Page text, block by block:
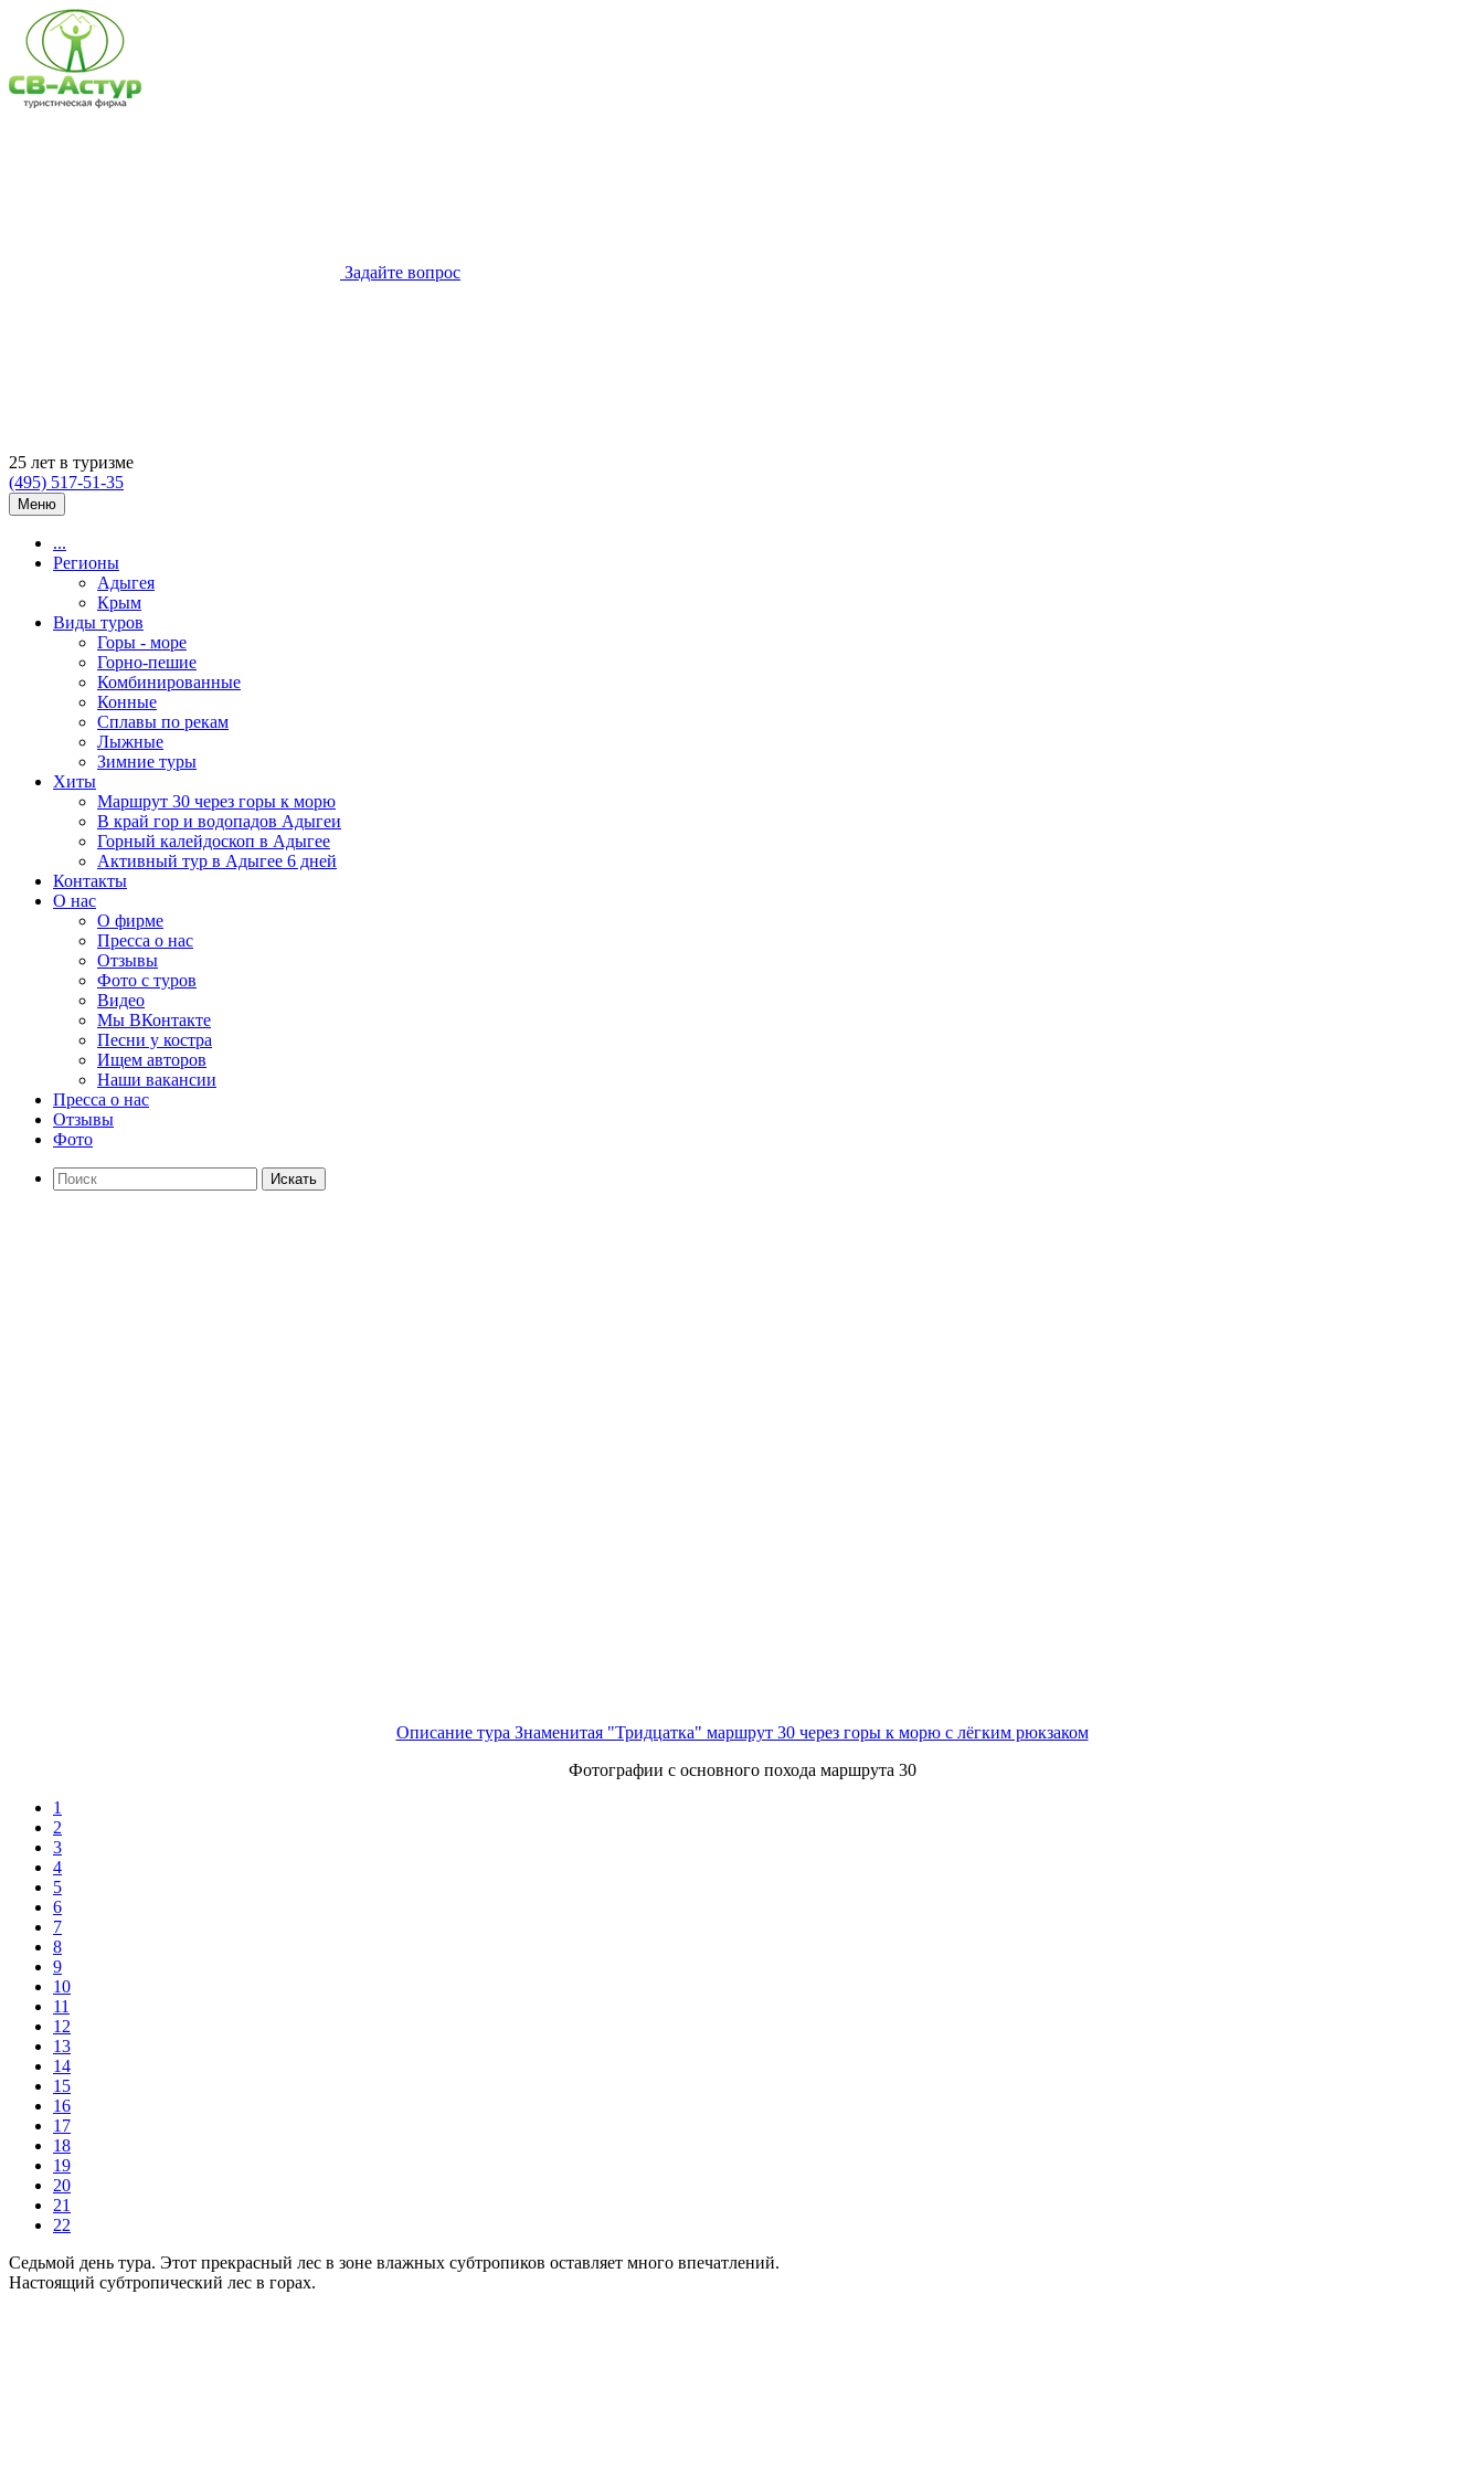
Задайте вопрос
25 лет в туризме
(495) 517-51-35
Меню
...
Регионы
Адыгея
Крым
Виды туров
Горы - море
Горно-пешие
Комбинированные
Конные
Сплавы по рекам
Лыжные
Зимние туры
Хиты
Маршрут 30 через горы к морю
В край гор и водопадов Адыгеи
Горный калейдоскоп в Адыгее
Активный тур в Адыгее 6 дней
Контакты
О нас
О фирме
Пресса о нас
Отзывы
Фото с туров
Видео
Мы ВКонтакте
Песни у костра
Ищем авторов
Наши вакансии
Пресса о нас
Отзывы
Фото
Искать
Описание тура Знаменитая "Тридцатка" маршрут 30 через горы к морю с лёгким рюкзаком
Фотографии с основного похода маршрута 30
1
2
3
4
5
6
7
8
9
10
11
12
13
14
15
16
17
18
19
20
21
22
Седьмой день тура. Этот прекрасный лес в зоне влажных субтропиков оставляет много впечатлений.
Настоящий субтропический лес в горах.